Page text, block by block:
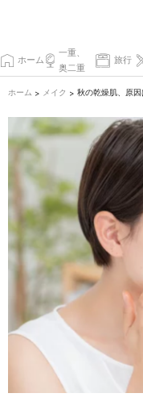
ホーム
一重、
奥二重
旅行
ホーム > メイク >